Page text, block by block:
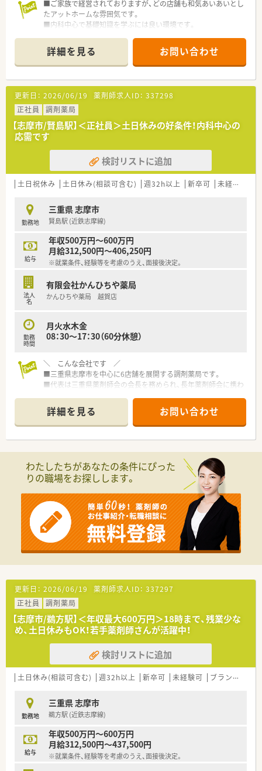
■ご家族で経営されておりますが、どの店舗も和気あいあいとし
たアットホームな雰囲気です。
■内科中心で基礎知識を学ぶには良い環境です。
詳細を見る お問い合わせ
更新日： 2026/06/19 薬剤師求人ID： 337298
正社員
調剤薬局
【志摩市/賢島駅】＜正社員＞土日休みの好条件！内科中心の
応需です
検討リストに追加
土日祝休み 土日休み(相談可含む) 週32h以上 新卒可 未経験可
勤務地
三重県 志摩市
賢島駅 (近鉄志摩線)
給与
年収500万円～600万円
月給312,500円～406,250円
※就業条件、経験等を考慮のうえ、面接後決定。
法人
名
有限会社かんひちや薬局
かんひちや薬局 越賀店
勤務
時間
月火水木金
08：30～17：30（60分休憩）
＼ こんな会社です ／
■三重県志摩市を中心に6店舗を展開する調剤薬局です。
■代表は三重県薬剤師会の会長を務められ、長年薬剤師会に携わ
■代表は今なお、調剤室に入り現場にて勤務をされております。
■ご家族で経営されており、どの店舗もアットホームな雰囲気で
す。
■将来的に管理薬剤師をお任せできる方、今後を担っていただけ
＼ 働く魅力について ／
■残業は基本的に少なく、プライベートも充実をさせることがで
■今後在宅医療に力を入れていくための増員としての募集とな
ります。
■志摩市の先端に位置している薬局で、釣りやマリンスポーツ等
も楽しめる環境がございます。
詳細を見る お問い合わせ
わたしたちがあなたの条件にぴった
りの職場をお探しします。
更新日： 2026/06/19 薬剤師求人ID： 337297
正社員
調剤薬局
【志摩市/鵜方駅】＜年収最大600万円＞18時まで、残業少な
め、土日休みもOK！若手薬剤師さんが活躍中！
検討リストに追加
土日休み(相談可含む) 週32h以上 新卒可 未経験可 ブランク可
勤務地
三重県 志摩市
鵜方駅 (近鉄志摩線)
給与
年収500万円～600万円
月給312,500円～437,500円
※就業条件、経験等を考慮のうえ、面接後決定。